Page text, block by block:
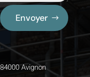
Envoyer
Avignon